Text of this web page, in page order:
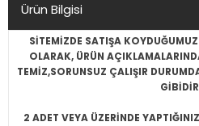
Ürün Bilgisi
SİTEMİZDE SATIŞA
OLARAK, ÜRÜN
TEMİZ,SORUNSUZ ÇALIŞIR
2 ADET VEYA ÜZERİNDE